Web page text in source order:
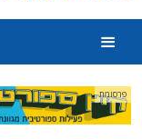
פרסומת